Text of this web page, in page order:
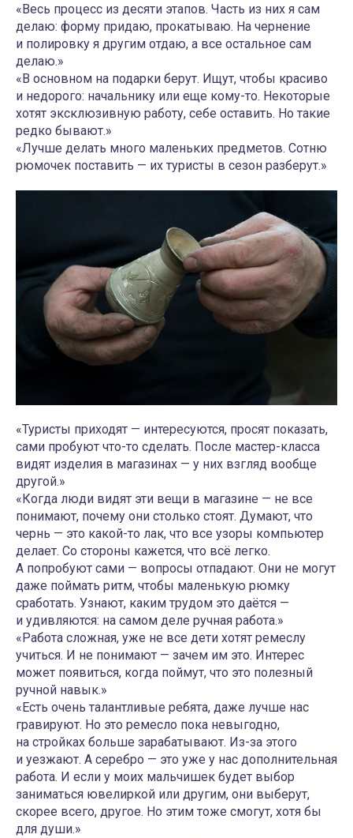
«Весь процесс из десяти этапов. Часть из них я сам
делаю: форму придаю, прокатываю. На чернение
и полировку я другим отдаю, а все остальное сам
делаю.»
«В основном на подарки берут. Ищут, чтобы красиво
и недорого: начальнику или еще кому-то. Некоторые
хотят эксклюзивную работу, себе оставить. Но такие
редко бывают.»
«Лучше делать много маленьких предметов. Сотню
рюмочек поставить — их туристы в сезон разберут.»
«Туристы приходят — интересуются, просят показать,
сами пробуют что-то сделать. После мастер-класса
видят изделия в магазинах — у них взгляд вообще
другой.»
«Когда люди видят эти вещи в магазине — не все
понимают, почему они столько стоят. Думают, что
чернь — это какой-то лак, что все узоры компьютер
делает. Со стороны кажется, что всё легко.
А попробуют сами — вопросы отпадают. Они не могут
даже поймать ритм, чтобы маленькую рюмку
сработать. Узнают, каким трудом это даётся —
и удивляются: на самом деле ручная работа.»
«Работа сложная, уже не все дети хотят ремеслу
учиться. И не понимают — зачем им это. Интерес
может появиться, когда поймут, что это полезный
ручной навык.»
«Есть очень талантливые ребята, даже лучше нас
гравируют. Но это ремесло пока невыгодно,
на стройках больше зарабатывают. Из-за этого
и уезжают. А серебро — это уже у нас дополнительная
работа. И если у моих мальчишек будет выбор
заниматься ювелиркой или другим, они выберут,
скорее всего, другое. Но этим тоже смогут, хотя бы
для души.»